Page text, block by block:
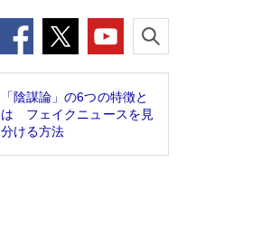
「陰謀論」の6つの特徴と
は フェイクニュースを見
分ける方法